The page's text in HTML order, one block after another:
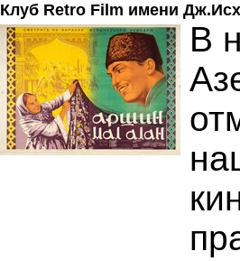
Клуб Retro Film имени
В